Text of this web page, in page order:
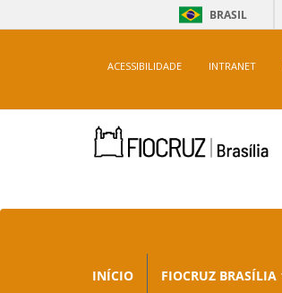
BRASIL
ACESSIBILIDADE INTRANET
INÍCIO FIOCRUZ BRASÍLIA